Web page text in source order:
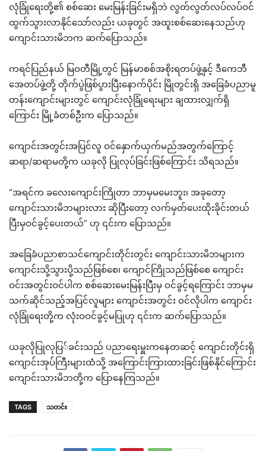
လုံခြုံရေးတို့၏ စစ်ဆေး မေးမြန်းခြင်းမရှိဘဲ လွတ်လွတ်လပ်လပ်ဝင်
ထွက်သွားလာနိုင်သော်လည်း ယခုတွင် အထူးစစ်ဆေးနေသည်ဟု
ကျောင်းသားမိဘက ဆက်ပြောသည်။
ကရင်ပြည်နယ် မြဝတီမြို့တွင် မြန်မာစစ်အစိုးရတပ်ဖွဲ့နှင့် ဒီကေဘီ
အေတပ်ဖွဲ့တို့ တိုက်ပွဲဖြစ်ပွားပြီးနောက်ပိုင်း မြိုတွင်းရှိ အခြေခံပညာမူ
တန်းကျောင်းများတွင် ကျောင်းလုံခြုံရေးများ ချထားလျှက်ရှိ
ကြောင်း မြို့ခံတစ်ဦးက ပြောသည်။
ကျောင်းအတွင်းအပြင်လူ ဝင်နှောက်ယှက်မည်အတွက်ကြောင့်
ဆရာ/ဆရာမတို့က ယခုလို ပြုလုပ်ခြင်းဖြစ်ကြောင်း သိရသည်။
“အရင်က ခလေးကျောင်းကြိုတာ ဘာမှမမေးဘူး၊ အခုတော့
ကျောင်းသားမိဘများလား ဆိုပြီးတော့ လက်မှတ်ပေးထိုးခိုင်းတယ်
ပြီးမှဝင်ခွင့်ပေးတယ်” ဟု ၎င်းက ပြောသည်။
အခြေခံပညာစာသင်ကျောင်းတိုင်းတွင်း ကျောင်းသားမိဘများက
ကျောင်းသို့သွားပို့သည်ဖြစ်စေ၊ ကျောင်ကြိုသည်ဖြစ်စေ ကျောင်း
ဝင်းအတွင်းဝင်ပါက စစ်ဆေးမေးမြန်းပြီးမှ ဝင်ခွင့်ရကြောင်း ဘာမှမ
သက်ဆိုင်သည့်အပြင်လူများ ကျောင်းအတွင်း ဝင်လိုပါက ကျောင်း
လုံခြုံရေးတို့က လုံးဝဝင်ခွင့်မပြုဟု ၎င်းက ဆက်ပြောသည်။
ယခုလိုပြုလုပြ်ခင်းသည် ပညာရေးမှူးကနေတဆင့် ကျောင်းတိုင်းရှိ
ကျောင်းအုပ်ကြီးများထံသို့ အကြောင်းကြားထားခြင်းဖြစ်နိုင်ကြောင်း
ကျောင်းသားမိဘတို့က ပြောနေကြသည်။
TAGS သတင်း